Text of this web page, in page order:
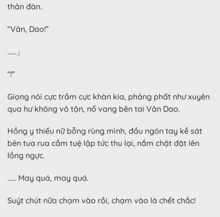
thân đàn.
“Vân, Dao!”
……」
“!”
Giọng nói cực trầm cực khàn kia, phảng phất như xuyên
qua hư không vô tận, nổ vang bên tai Vân Dao.
Hồng y thiếu nữ bỗng rùng mình, đầu ngón tay kề sát
bên tua rua cầm tuệ lập tức thu lại, nắm chặt đặt lên
lồng ngực.
…… May quá, may quá.
Suýt chút nữa chạm vào rồi, chạm vào là chết chắc!